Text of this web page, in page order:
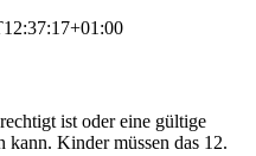
ist oder eine gültige
kann. Kinder müssen das 12.